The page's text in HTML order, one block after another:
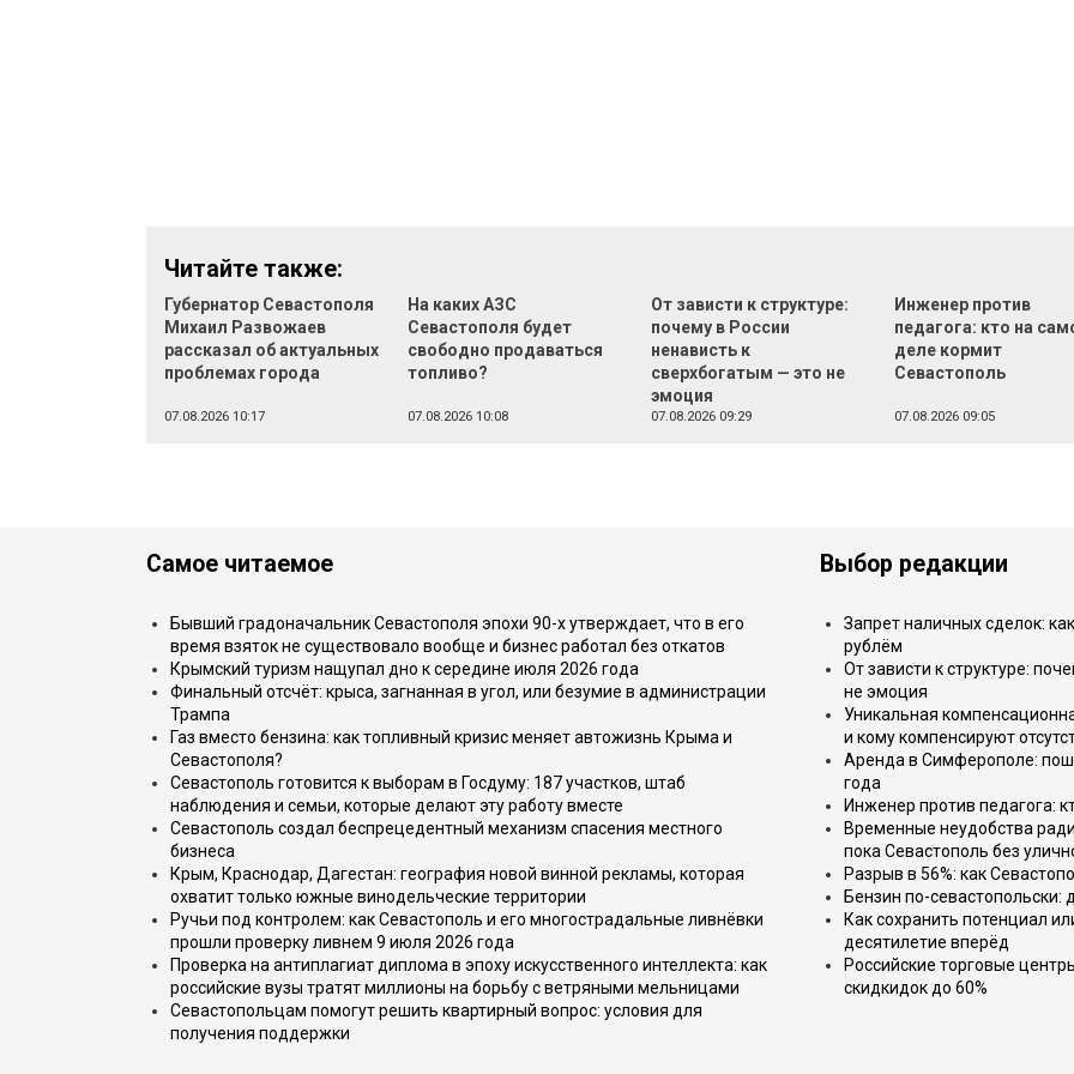
Читайте также:
Губернатор Севастополя
Михаил Развожаев
рассказал об актуальных
проблемах города
07.08.2026 10:17
На каких АЗС
Севастополя будет
свободно продаваться
топливо?
07.08.2026 10:08
От зависти к структуре:
почему в России
ненависть к
сверхбогатым — это не
эмоция
07.08.2026 09:29
Инженер против
педагога: кто на
деле кормит
Севастополь
07.08.2026 09:05
Самое читаемое
Бывший градоначальник Севастополя эпохи 90-х утверждает, что в его
время взяток не существовало вообще и бизнес работал без откатов
Крымский туризм нащупал дно к середине июля 2026 года
Финальный отсчёт: крыса, загнанная в угол, или безумие в администрации
Трампа
Газ вместо бензина: как топливный кризис меняет автожизнь Крыма и
Севастополя?
Севастополь готовится к выборам в Госдуму: 187 участков, штаб
наблюдения и семьи, которые делают эту работу вместе
Севастополь создал беспрецедентный механизм спасения местного
бизнеса
Крым, Краснодар, Дагестан: география новой винной рекламы, которая
охватит только южные винодельческие территории
Ручьи под контролем: как Севастополь и его многострадальные ливнёвки
прошли проверку ливнем 9 июля 2026 года
Проверка на антиплагиат диплома в эпоху искусственного интеллекта: как
российские вузы тратят миллионы на борьбу с ветряными мельницами
Севастопольцам помогут решить квартирный вопрос: условия для
получения поддержки
Выбор редакции
Запрет наличных сделок:
рублём
От зависти к структуре:
не эмоция
Уникальная
и кому компенсируют
Аренда в Симферополе:
года
Инженер против педагога:
Временные неудобства
пока Севастополь без
Разрыв в 56%: как
Бензин по-
Как сохранить потенциал
десятилетие вперёд
Российские торговые
скидкидок до 60%